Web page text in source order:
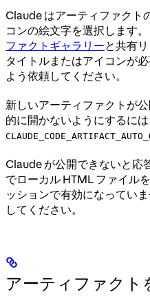
Claude はアーティファクト
コンの絵文字を選択します
ファクトギャラリーと共有
タイトルまたはアイコンが
よう依頼してください。
新しいアーティファクトが
的に開かないようにするに
Claude が公開できないと応
でローカル HTML ファイル
ッションで有効になっていま
してください。
アーティファクト